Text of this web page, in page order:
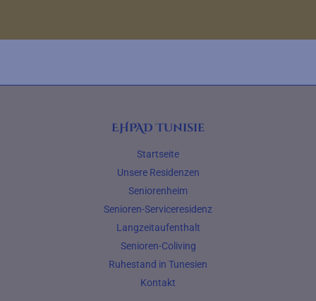
EHPAD Tunisie
Startseite
Unsere Residenzen
Seniorenheim
Senioren-Serviceresidenz
Langzeitaufenthalt
Senioren-Coliving
Ruhestand in Tunesien
Kontakt